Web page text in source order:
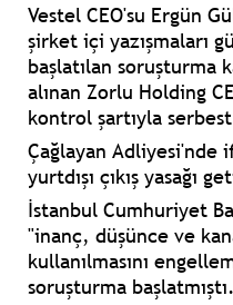
Vestel CEO'su Ergün
şirket içi yazışmaları
başlatılan soruşturma
alınan Zorlu Holding
kontrol şartıyla serbest
Çağlayan Adliyesi'nde
yurtdışı çıkış yasağı
İstanbul Cumhuriyet
"inanç, düşünce ve
kullanılmasını
soruşturma başlatmıştı.